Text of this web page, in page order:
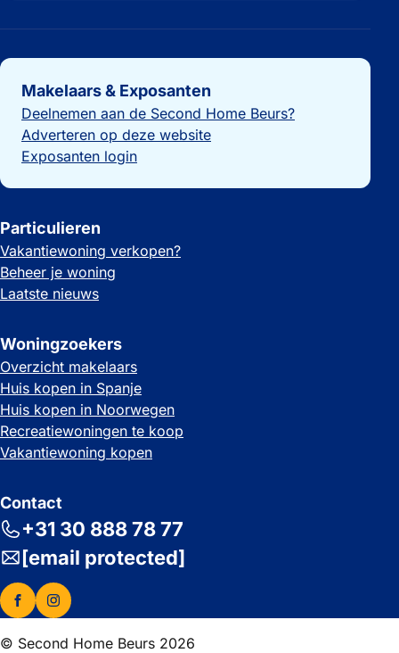
Belangrijke links
Makelaars & Exposanten
Deelnemen aan de Second Home Beurs?
Adverteren op deze website
Exposanten login
Particulieren
Vakantiewoning verkopen?
Beheer je woning
Laatste nieuws
Woningzoekers
Overzicht makelaars
Huis kopen in Spanje
Huis kopen in Noorwegen
Recreatiewoningen te koop
Vakantiewoning kopen
Contact
+31 30 888 78 77
[email protected]
© Second Home Beurs 2026